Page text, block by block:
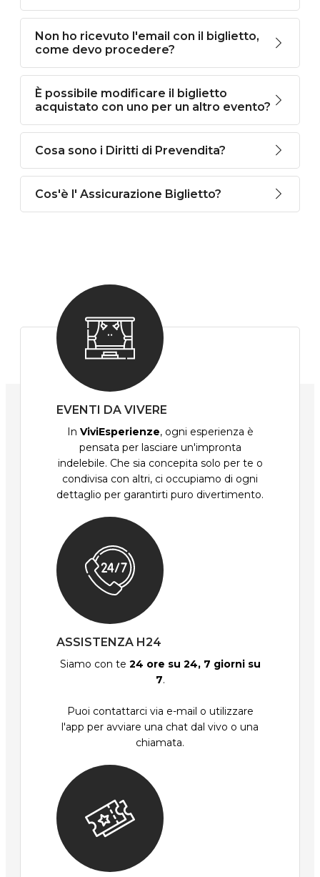
Non ho ricevuto l'email con il biglietto,
come devo procedere?
È possibile modificare il biglietto
acquistato con uno per un altro evento?
Cosa sono i Diritti di Prevendita?
Cos'è l' Assicurazione Biglietto?
EVENTI DA VIVERE
In ViviEsperienze, ogni esperienza è
pensata per lasciare un'impronta
indelebile. Che sia concepita solo per te o
condivisa con altri, ci occupiamo di ogni
dettaglio per garantirti puro divertimento.
ASSISTENZA H24
Siamo con te 24 ore su 24, 7 giorni su
7.
Puoi contattarci via e-mail o utilizzare
l'app per avviare una chat dal vivo o una
chiamata.